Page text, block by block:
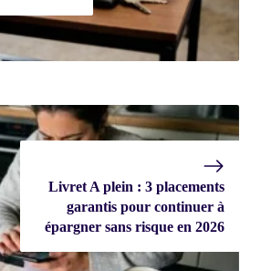
Livret A plein : 3 placements
garantis pour continuer à
épargner sans risque en 2026